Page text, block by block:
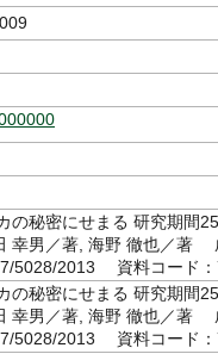
の秘密にせまる 研究期間
幸男／著, 海野 徹也／
5028/2013 資料コード
の秘密にせまる 研究期間
幸男／著, 海野 徹也／
5028/2013 資料コード